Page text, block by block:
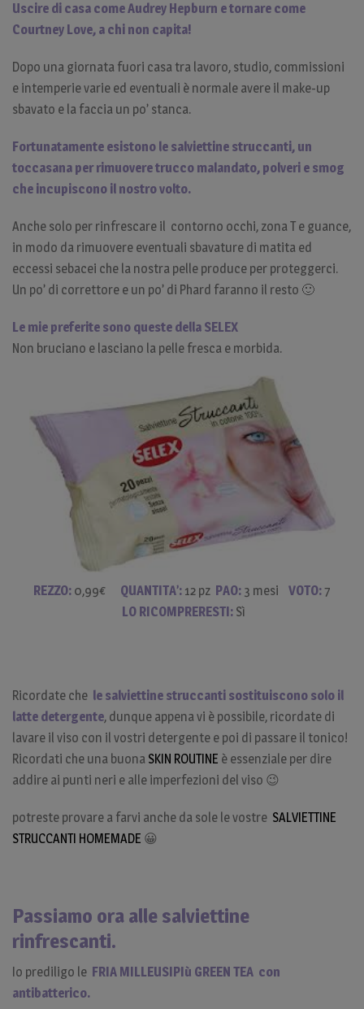
Uscire di casa come Audrey Hepburn e tornare come
Courtney Love, a chi non capita!
Dopo una giornata fuori casa tra lavoro, studio, commissioni
e intemperie varie ed eventuali è normale avere il make-up
sbavato e la faccia un po’ stanca.
Fortunatamente esistono le salviettine struccanti, un
toccasana per rimuovere trucco malandato, polveri e smog
che incupiscono il nostro volto.
Anche solo per rinfrescare il contorno occhi, zona T e guance,
in modo da rimuovere eventuali sbavature di matita ed
eccessi sebacei che la nostra pelle produce per proteggerci.
Un po’ di correttore e un po’ di Phard faranno il resto 🙂
Le mie preferite sono queste della SELEX
Non bruciano e lasciano la pelle fresca e morbida.
REZZO: 0,99€ QUANTITA’: 12 pz PAO: 3 mesi VOTO: 7
LO RICOMPRERESTI:Sì
Ricordate che le salviettine struccanti sostituiscono solo il
latte detergente, dunque appena vi è possibile, ricordate di
lavare il viso con il vostri detergente e poi di passare il tonico!
Ricordati che una buona SKIN ROUTINE è essenziale per dire
addire ai punti neri e alle imperfezioni del viso 😉
potreste provare a farvi anche da sole le vostre SALVIETTINE
STRUCCANTI HOMEMADE 😀
Passiamo ora alle salviettine
rinfrescanti.
Io prediligo le FRIA MILLEUSIPIù G REE N TEA con
antibatterico.